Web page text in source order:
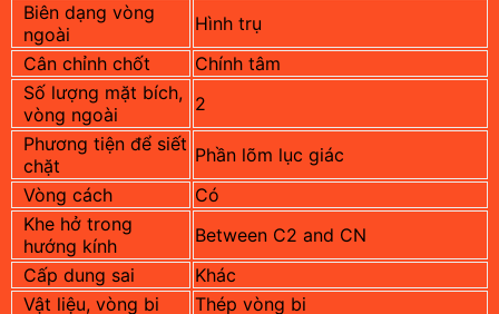
Biên dạng vòng
ngoài
Hình trụ
Cân chỉnh chốt
Chính tâm
Số lượng mặt bích,
vòng ngoài
2
Phương tiện để siết
chặt
Phần lõm lục giác
Vòng cách
Có
Khe hở trong
hướng kính
Between C2 and CN
Cấp dung sai
Khác
Vật liệu, vòng bi
Thép vòng bi